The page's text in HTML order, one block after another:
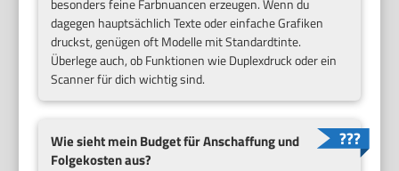
dagegen hauptsächlich Texte oder einfache Grafiken
druckst, genügen oft Modelle mit Standardtinte.
Überlege auch, ob Funktionen wie Duplexdruck oder ein
Scanner für dich wichtig sind.
Wie sieht mein Budget für Anschaffung und
Folgekosten aus?